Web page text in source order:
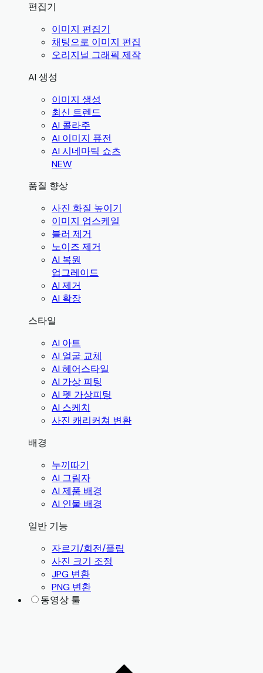
편집기
이미지 편집기
채팅으로 이미지 편집
오리지널 그래픽 제작
AI 생성
이미지 생성
최신 트렌드
AI 콜라주
AI 이미지 퓨전
AI 시네마틱 쇼츠
NEW
품질 향상
사진 화질 높이기
이미지 업스케일
블러 제거
노이즈 제거
AI 복원
업그레이드
AI 제거
AI 확장
스타일
AI 아트
AI 얼굴 교체
AI 헤어스타일
AI 가상 피팅
AI 펫 가상피팅
AI 스케치
사진 캐리커쳐 변환
배경
누끼따기
AI 그림자
AI 제품 배경
AI 인물 배경
일반 기능
자르기/회전/플립
사진 크기 조정
JPG 변환
PNG 변환
동영상 툴